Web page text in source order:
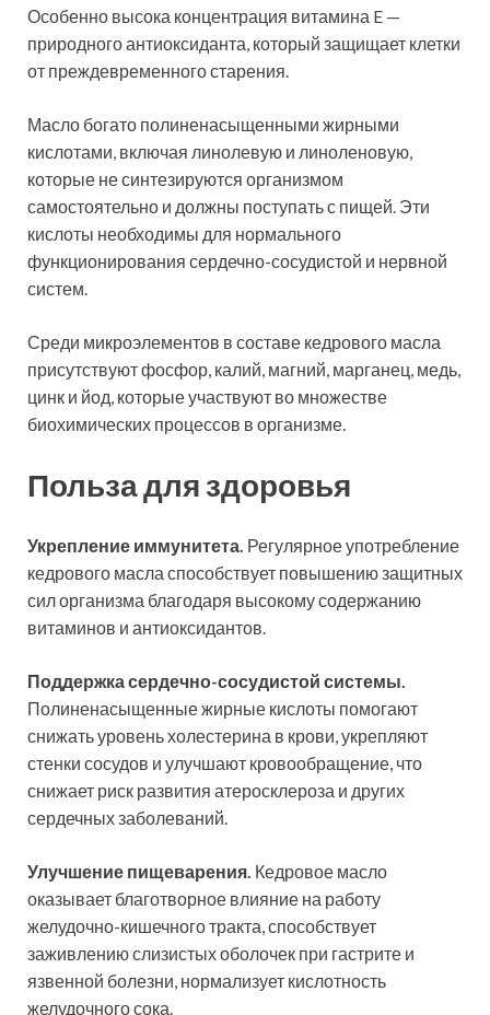
Особенно высока концентрация витамина E —
природного антиоксиданта, который защищает клетки
от преждевременного старения.
Масло богато полиненасыщенными жирными
кислотами, включая линолевую и линоленовую,
которые не синтезируются организмом
самостоятельно и должны поступать с пищей. Эти
кислоты необходимы для нормального
функционирования сердечно-сосудистой и нервной
систем.
Среди микроэлементов в составе кедрового масла
присутствуют фосфор, калий, магний, марганец, медь,
цинк и йод, которые участвуют во множестве
биохимических процессов в организме.
Польза для здоровья
Укрепление иммунитета. Регулярное употребление
кедрового масла способствует повышению защитных
сил организма благодаря высокому содержанию
витаминов и антиоксидантов.
Поддержка сердечно-сосудистой системы.
Полиненасыщенные жирные кислоты помогают
снижать уровень холестерина в крови, укрепляют
стенки сосудов и улучшают кровообращение, что
снижает риск развития атеросклероза и других
сердечных заболеваний.
Улучшение пищеварения. Кедровое масло
оказывает благотворное влияние на работу
желудочно-кишечного тракта, способствует
заживлению слизистых оболочек при гастрите и
язвенной болезни, нормализует кислотность
желудочного сока.